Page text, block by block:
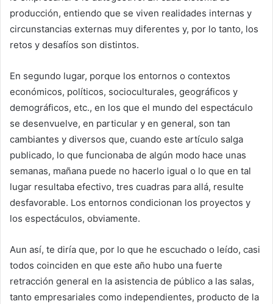
producción, entiendo que se viven realidades internas y
circunstancias externas muy diferentes y, por lo tanto, los
retos y desafíos son distintos.
En segundo lugar, porque los entornos o contextos
económicos, políticos, socioculturales, geográficos y
demográficos, etc., en los que el mundo del espectáculo
se desenvuelve, en particular y en general, son tan
cambiantes y diversos que, cuando este artículo salga
publicado, lo que funcionaba de algún modo hace unas
semanas, mañana puede no hacerlo igual o lo que en tal
lugar resultaba efectivo, tres cuadras para allá, resulte
desfavorable. Los entornos condicionan los proyectos y
los espectáculos, obviamente.
Aun así, te diría que, por lo que he escuchado o leído, casi
todos coinciden en que este año hubo una fuerte
retracción general en la asistencia de público a las salas,
tanto empresariales como independientes, producto de la